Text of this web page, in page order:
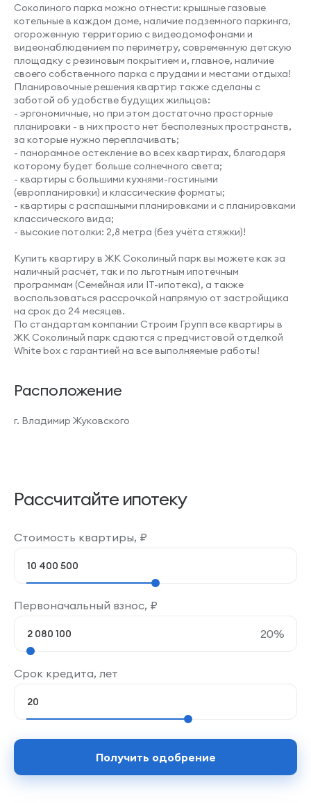
Место под шкаф
Вид во двор
Соколиного парка можно отнести: крышные газовые
котельные в каждом доме, наличие подземного паркинга,
огороженную территорию с видеодомофонами и
видеонаблюдением по периметру, современную детскую
площадку с резиновым покрытием и, главное, наличие
своего собственного парка с прудами и местами отдыха!
Планировочные решения квартир также сделаны с
заботой об удобстве будущих жильцов:
- эргономичные, но при этом достаточно просторные
планировки - в них просто нет бесполезных пространств,
за которые нужно переплачивать;
- панорамное остекление во всех квартирах, благодаря
которому будет больше солнечного света;
- квартиры с большими кухнями-гостиными
(европланировки) и классические форматы;
- квартиры с распашными планировками и с планировками
классического вида;
- высокие потолки: 2,8 метра (без учёта стяжки)!
Купить квартиру в ЖК Соколиный парк вы можете как за
наличный расчёт, так и по льготным ипотечным
программам (Семейная или IT-ипотека), а также
воспользоваться рассрочкой напрямую от застройщика
на срок до 24 месяцев.
По стандартам компании Строим Групп все квартиры в
ЖК Соколиный парк сдаются с предчистовой отделкой
White box с гарантией на все выполняемые работы!
Расположение
г. Владимир Жуковского
Рассчитайте ипотеку
Стоимость квартиры, ₽
Первоначальный взнос, ₽
20%
Срок кредита, лет
Получить одобрение